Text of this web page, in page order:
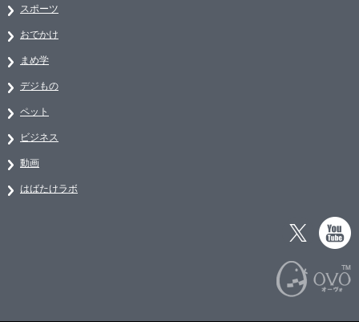
スポーツ
おでかけ
まめ学
デジもの
ペット
ビジネス
動画
はばたけラボ